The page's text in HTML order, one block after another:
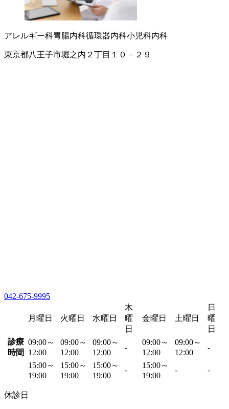
アレルギー科胃腸内科循環器内科小児科内科
東京都八王子市堀之内２丁目１０－２９
042-675-9995
月曜日 火曜日 水曜日
木
曜
日
金曜日 土曜日
日
曜
日
診療
時間
09:00～
12:00
09:00～
12:00
09:00～
12:00
-
09:00～
12:00
09:00～
12:00
-
15:00～
19:00
15:00～
19:00
15:00～
19:00
-
15:00～
19:00
- -
休診日